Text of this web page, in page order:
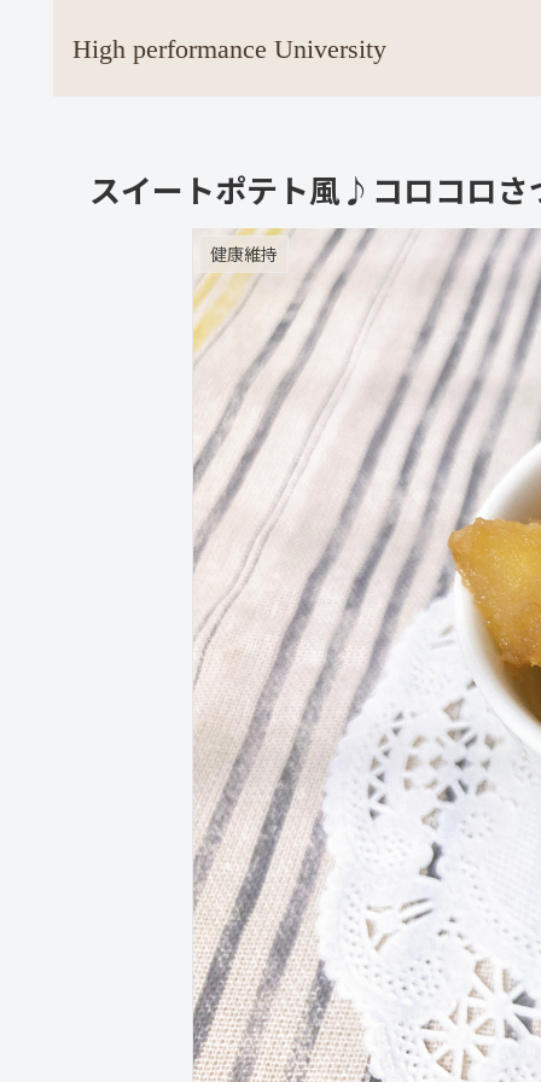
High performance University
スイートポテト風♪コロコロ
健康維持